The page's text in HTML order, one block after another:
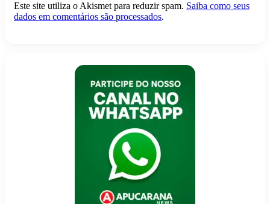
Este site utiliza o Akismet para reduzir spam. Saiba como seus
dados em comentários são processados.